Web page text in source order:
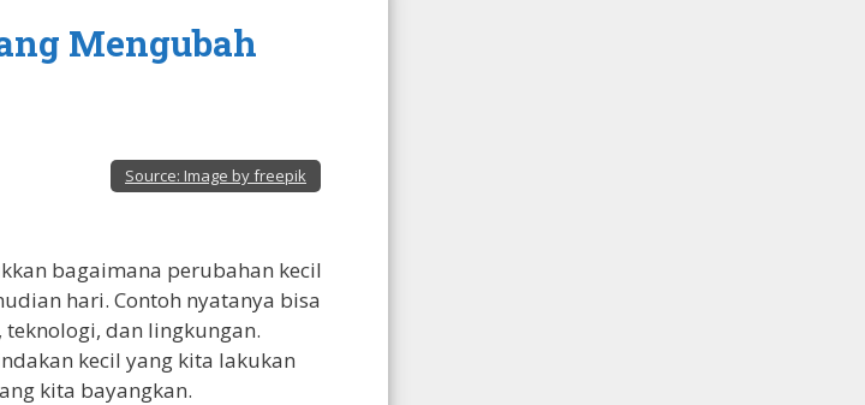
Mengubah
Source: Image by freepik
bagaimana perubahan kecil
hari. Contoh nyatanya bisa
dan lingkungan.
kecil yang kita lakukan
kita bayangkan.